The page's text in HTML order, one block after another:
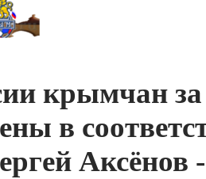
крымчан
в
Аксёнов